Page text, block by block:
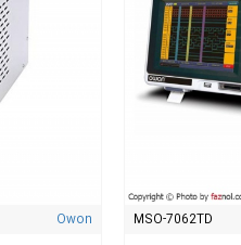
MSO-7062TD
Owon